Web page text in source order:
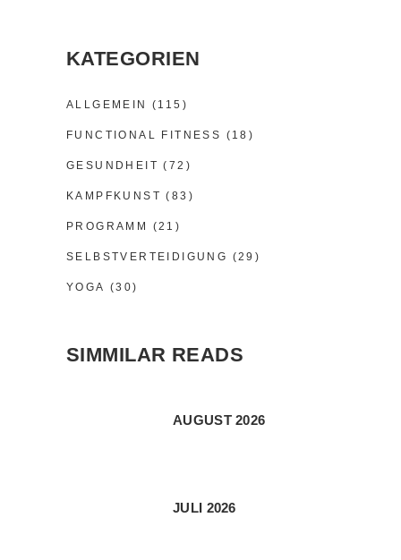
KATEGORIEN
ALLGEMEIN (115)
FUNCTIONAL FITNESS (18)
GESUNDHEIT (72)
KAMPFKUNST (83)
PROGRAMM (21)
SELBSTVERTEIDIGUNG (29)
YOGA (30)
SIMMILAR READS
AUGUST 2026
JULI 2026